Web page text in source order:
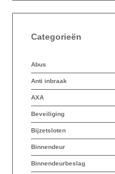
Categorieën
Abus
Anti inbraak
AXA
Beveiliging
Bijzetsloten
Binnendeur
Binnendeurbeslag